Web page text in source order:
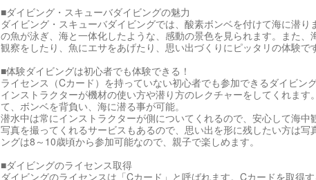
■ダイビング・スキューバダイビングの魅力
ダイビング・スキューバダイビングでは、酸素ボンベを付けて海に潜
の魚が泳ぎ、海と一体化したような、感動の景色を見られます。また
観察をしたり、魚にエサをあげたり、思い出づくりにピッタリの体験で
■体験ダイビングは初心者でも体験できる！
ライセンス（Cカード）を持っていない初心者でも参加できるダイビン
インストラクターが機材の使い方や潜り方のレクチャーをしてくれま
て、ボンベを背負い、海に潜る事が可能。
潜水中は常にインストラクターが側についてくれるので、安心して海
写真を撮ってくれるサービスもあるので、思い出を形に残したい方は
ングは8～10歳頃から参加可能なので、親子で楽しめます。
■ダイビングのライセンス取得
ダイビングのライセンスは「Cカード」と呼ばれます。Cカードを取得